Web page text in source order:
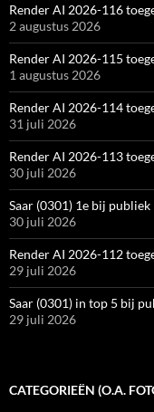
Render AI 2026-116
2 augustus 2026
Render AI 2026-115
1 augustus 2026
Render AI 2026-114
31 juli 2026
Render AI 2026-113
30 juli 2026
Saar (0301) 1e bij
30 juli 2026
Render AI 2026-112
29 juli 2026
Saar (0301) in top 5 bij
29 juli 2026
CATEGORIEËN (O.A.